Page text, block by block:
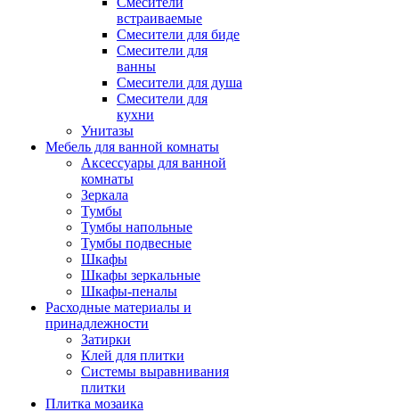
встраиваемые
Смесители для биде
Смесители для
ванны
Смесители для душа
Смесители для
кухни
Унитазы
Мебель для ванной комнаты
Аксессуары для ванной
комнаты
Зеркала
Тумбы
Тумбы напольные
Тумбы подвесные
Шкафы
Шкафы зеркальные
Шкафы-пеналы
Расходные материалы и
принадлежности
Затирки
Клей для плитки
Системы выравнивания
плитки
Плитка мозаика